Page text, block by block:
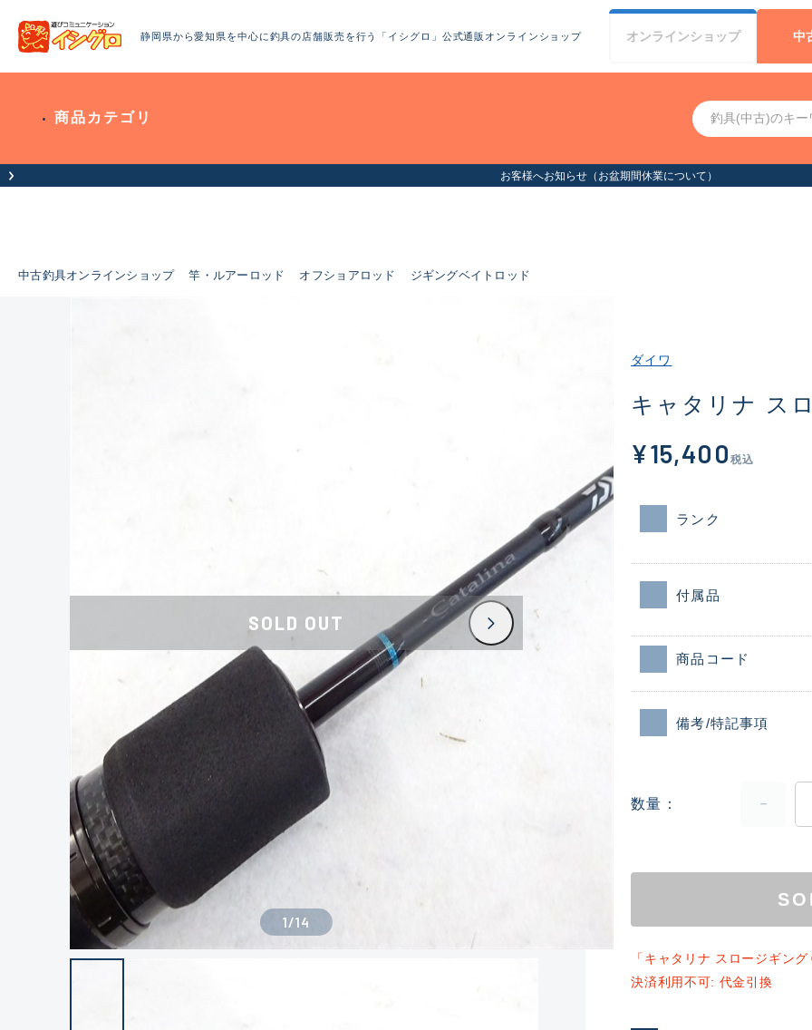
静岡県から愛知県を中心に釣具の店舗販売を行う「イシグロ」公式通販オンラインショップ オンラインショップ 中
商品カテゴリ
お客様へお知らせ（お盆期間休業について）
中古釣具オンラインショップ 竿・ルアーロッド オフショアロッド ジギングベイトロッド
SOLD OUT
1/14
ダイワ
キャタリナ ス
¥15,400 税込
ランク
付属品
商品コード
備考/特記事項
数量
「キャタリナ スロージギン
決済利用不可: 代金引換